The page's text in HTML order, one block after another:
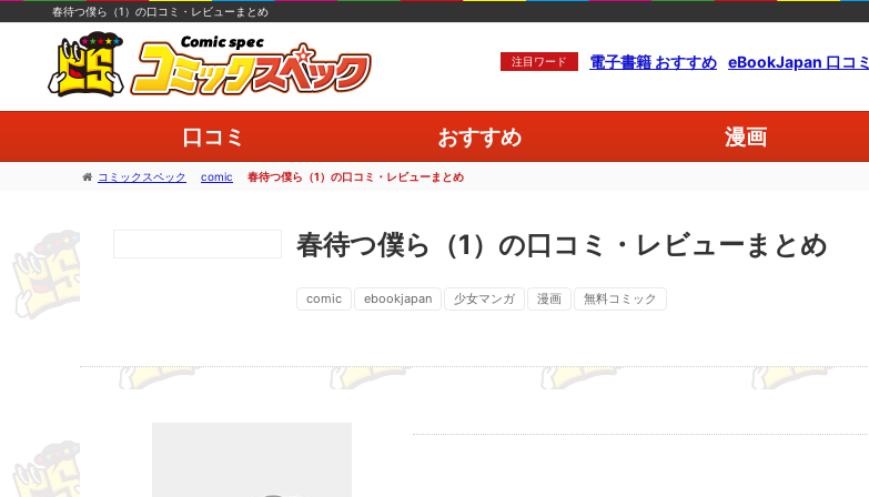
春待つ僕ら（1）の口コミ・レビューまとめ
注目ワード 電子書籍 おすすめ eBookJapan 口コミ
口コミ おすすめ 漫画
コミックスペック comic 春待つ僕ら（1）の口コミ・レビューまとめ
春待つ僕ら（1）の口コミ・レビューまとめ
comic ebookjapan 少女マンガ 漫画 無料コミック